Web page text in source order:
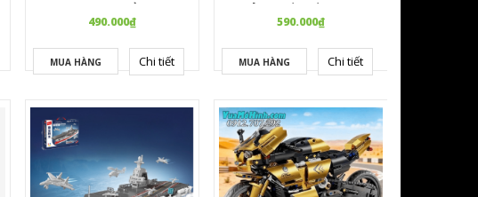
robot thám hiểm hãng
Sembo.
490.000₫
MUA HÀNG Chi tiết
tên lửa chiến đấu quân sự
590.000₫
MUA HÀNG Chi tiết